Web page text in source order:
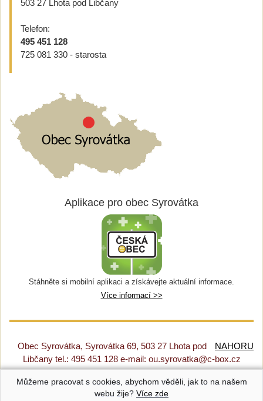
503 27 Lhota pod Libčany
Telefon:
495 451 128
725 081 330 - starosta
Aplikace pro obec Syrovátka
Stáhněte si mobilní aplikaci a získávejte aktuální informace.
Více informací >>
NAHORU
Obec Syrovátka, Syrovátka 69, 503 27 Lhota pod
Libčany tel.: 495 451 128 e-mail: ou.syrovatka@c-box.cz
Prohlášení o přístupnosti|Původní web|Nastavení cookies
Můžeme pracovat s cookies, abychom věděli, jak to na našem
webu žije? Více zde